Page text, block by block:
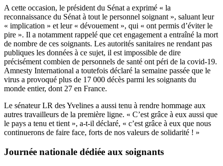
A cette occasion, le président du Sénat a exprimé « la
reconnaissance du Sénat à tout le personnel soignant », saluant leur
« implication » et leur « dévouement », qui « ont permis d’éviter le
pire ». Il a notamment rappelé que cet engagement a entraîné la mort
de nombre de ces soignants. Les autorités sanitaires ne rendant pas
publiques les données à ce sujet, il est impossible de dire
précisément combien de personnels de santé ont péri de la covid-19.
Amnesty International a toutefois déclaré la semaine passée que le
virus a provoqué plus de 17 000 décès parmi les soignants du
monde entier, dont 27 en France.
Le sénateur LR des Yvelines a aussi tenu à rendre hommage aux
autres travailleurs de la première ligne. « C’est grâce à eux aussi que
le pays a tenu et tient », a-t-il déclaré, « c’est grâce à eux que nous
continuerons de faire face, forts de nos valeurs de solidarité ! »
Journée nationale dédiée aux soignants